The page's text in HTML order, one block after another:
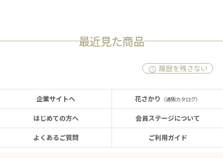
最近見た商品
履歴を残さない
企業サイトへ
はじめての方へ
よくあるご質問
花さかり （通販カタログ）
会員ステージについて
ご利用ガイド